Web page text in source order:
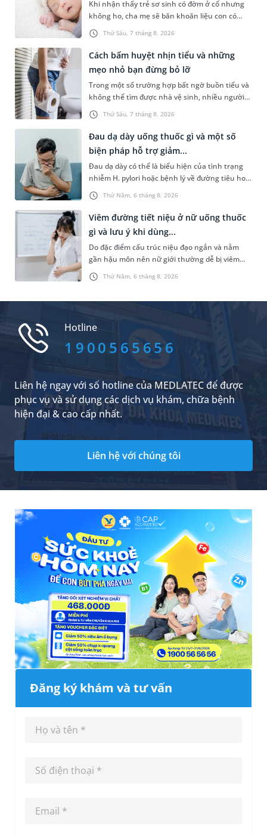
anh đã chủ quan tự ý bỏ điều trị.
Thứ Sáu, 7 tháng 8, 2026
Khi nhận thấy trẻ sơ sinh có đờm ở cổ nhưng
không ho, cha mẹ sẽ băn khoăn liệu con có
đang mắc bệnh đường hô hấp hay không.
Những chia sẻ dưới đây sẽ giúp cha mẹ hiểu
thêm về nguyên nhân gây nên tình trạng này
và cách xử trí an toàn để giúp bé dễ chịu, tránh
gặp phải vấn đề nguy hại cho sức khỏe.
Thứ Sáu, 7 tháng 8, 2026
Cách bấm huyệt nhịn tiểu và những
mẹo nhỏ bạn đừng bỏ lỡ
Trong một số trường hợp bất ngờ buồn tiểu và
không thể tìm được nhà vệ sinh, nhiều người
đã áp dụng phương pháp bấm huyệt nhịn tiểu.
Vậy cách bấm huyệt nhịn tiểu được thực hiện
như thế nào? Dưới đây là thông tin tham khảo
và một số lưu ý dành cho bạn.
Thứ Năm, 6 tháng 8, 2026
Đau dạ dày uống thuốc gì và một số
biện pháp hỗ trợ giảm...
Đau dạ dày có thể là biểu hiện của tình trạng
nhiễm H. pylori hoặc bệnh lý về đường tiêu hoá
khác. Dựa theo nguyên nhân cụ thể, bác sĩ sẽ
cân nhắc chỉ định phương pháp điều trị, loại
thuốc giảm đau phù hợp. Nếu chưa biết người
bị đau dạ dày uống thuốc gì, bạn đọc có thể
tham khảo thông tin trong bài viết sau.
Thứ Năm, 6 tháng 8, 2026
Viêm đường tiết niệu ở nữ uống thuốc
gì và lưu ý khi dùng...
Do đặc điểm cấu trúc niệu đạo ngắn và nằm
gần hậu môn nên nữ giới thường dễ bị viêm
đường tiết niệu hơn nam giới. Tùy theo nguyên
nhân, mức độ nhiễm trùng và tình trạng sức
thuốc phù hợp để kiểm soát bệnh hiệu quả.
cần lưu ý những gì trong quá trình điều trị? Hãy
cùng tìm hiểu trong bài viết dưới đây.
Hotline
1900565656
Liên hệ ngay với số hotline của MEDLATEC để được
phục vụ và sử dụng các dịch vụ khám, chữa bệnh
hiện đại & cao cấp nhất.
Liên hệ với chúng tôi
Đăng ký khám và tư vấn